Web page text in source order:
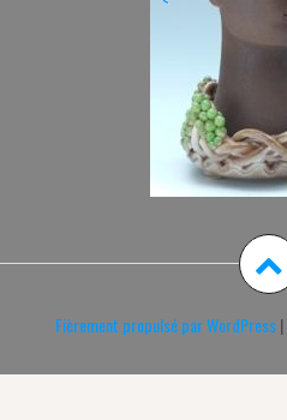
Fièrement propulsé par WordPress|